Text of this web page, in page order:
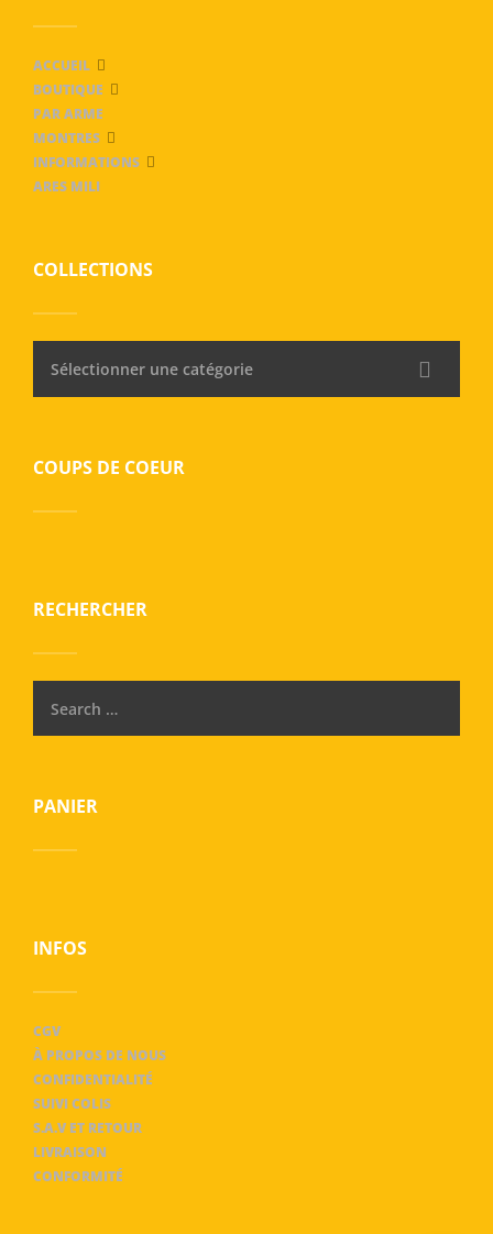
ACCUEIL
BOUTIQUE
PAR ARME
MONTRES
INFORMATIONS
ARES MILI
COLLECTIONS
Sélectionner une catégorie
COUPS DE COEUR
RECHERCHER
PANIER
INFOS
CGV
À PROPOS DE NOUS
CONFIDENTIALITÉ
SUIVI COLIS
S.A.V ET RETOUR
LIVRAISON
CONFORMITÉ